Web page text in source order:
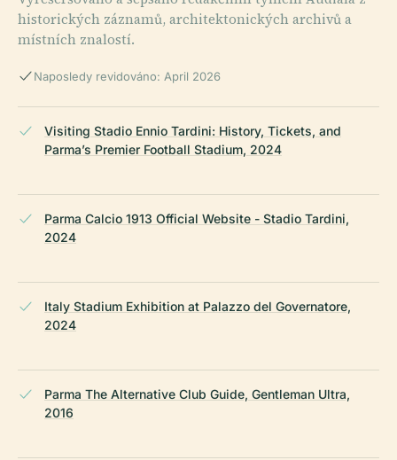
historických záznamů, architektonických archivů a
místních znalostí.
Naposledy revidováno: April 2026
Visiting Stadio Ennio Tardini: History, Tickets, and
Parma’s Premier Football Stadium, 2024
Parma Calcio 1913 Official Website - Stadio Tardini,
2024
Italy Stadium Exhibition at Palazzo del Governatore,
2024
Parma The Alternative Club Guide, Gentleman Ultra,
2016